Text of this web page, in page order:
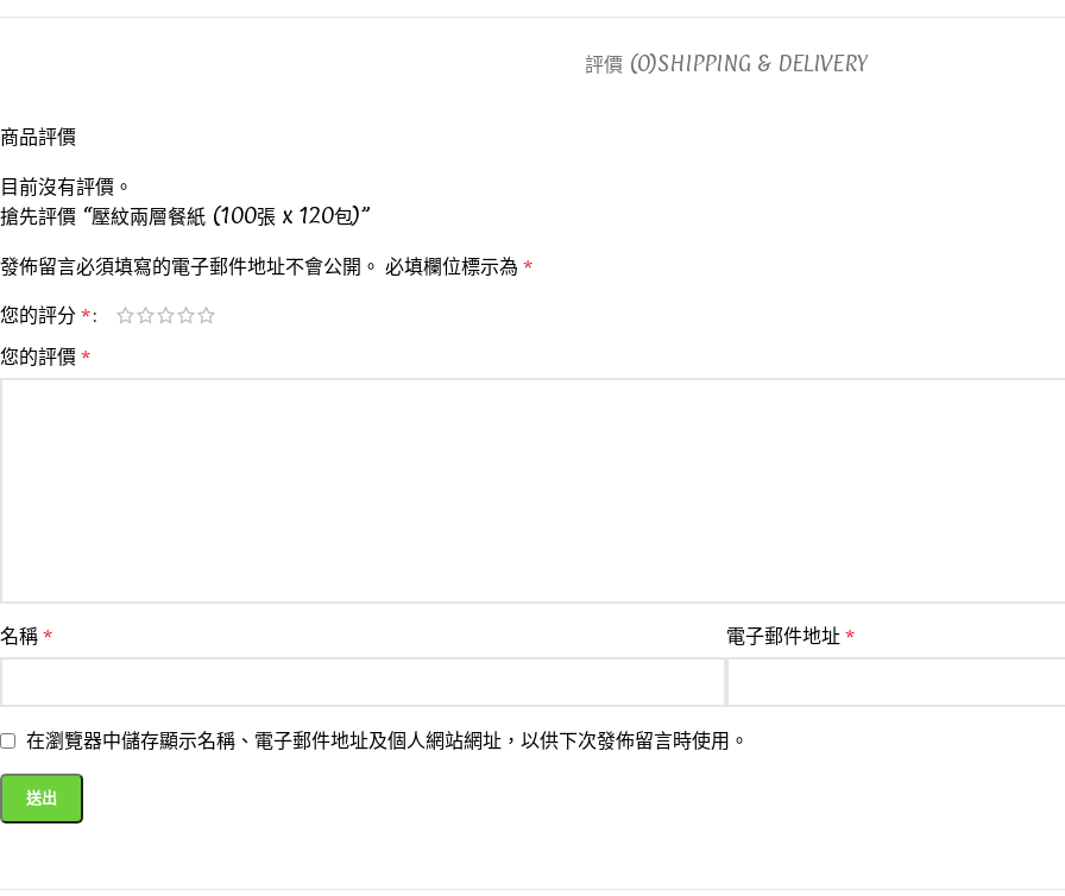
評價 (0)SHIPPING & DELIVERY
商品評價
目前沒有評價。
搶先評價 “壓紋兩層餐紙 (100張 x 120包)”
發佈留言必須填寫的電子郵件地址不會公開。 必填欄位標示為 *
您的評分 *
您的評價 *
名稱 * 電子郵件地址 *
在瀏覽器中儲存顯示名稱、電子郵件地址及個人網站網址，以供下次發佈留言時使用。